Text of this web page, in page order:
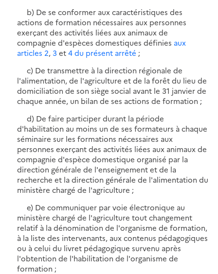
b) De se conformer aux caractéristiques des
actions de formation nécessaires aux personnes
exerçant des activités liées aux animaux de
compagnie d'espèces domestiques définies aux
articles 2, 3 et4 du présent arrêté ;
c) De transmettre à la direction régionale de
l'alimentation, de l'agriculture et de la forêt du lieu de
domiciliation de son siège social avant le 31 janvier de
chaque année, un bilan de ses actions de formation ;
d) De faire participer durant la période
d'habilitation au moins un de ses formateurs à chaque
séminaire sur les formations nécessaires aux
personnes exerçant des activités liées aux animaux de
compagnie d'espèce domestique organisé par la
direction générale de l'enseignement et de la
recherche et la direction générale de l'alimentation du
ministère chargé de l'agriculture ;
e) De communiquer par voie électronique au
ministère chargé de l'agriculture tout changement
relatif à la dénomination de l'organisme de formation,
à la liste des intervenants, aux contenus pédagogiques
ou à celui du livret pédagogique survenu après
l'obtention de l'habilitation de l'organisme de
formation ;